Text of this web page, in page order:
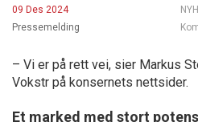
09 Des 2024
Pressemelding
– Vi er på rett vei, sier Markus
Vokstr på konsernets nettsider.
Et marked med stort